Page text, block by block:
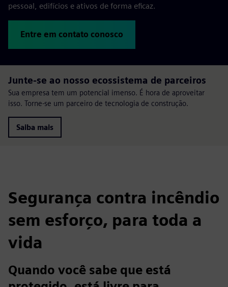
pessoal, edifícios e ativos de forma eficaz.
Entre em contato conosco
Junte-se ao nosso ecossistema de parceiros
Sua empresa tem um potencial imenso. É hora de aproveitar
isso. Torne-se um parceiro de tecnologia de construção.
Saiba mais
Segurança contra incêndio
sem esforço, para toda a
vida
Quando você sabe que está